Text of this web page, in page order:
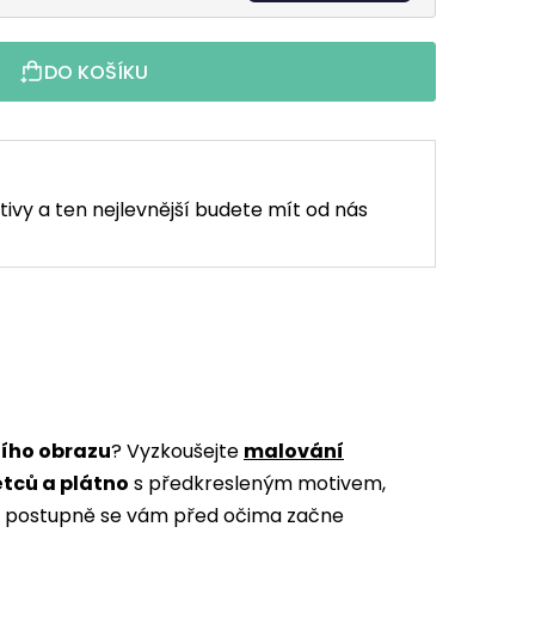
DO KOŠÍKU
a ten nejlevnější budete mít od nás
obrazu? Vyzkoušejte malování
a plátno s předkresleným motivem,
se vám před očima začne